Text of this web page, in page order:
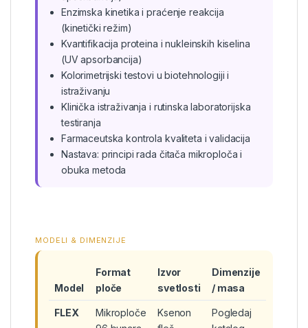
Enzimska kinetika i praćenje reakcija
(kinetički režim)
Kvantifikacija proteina i nukleinskih kiselina
(UV apsorbancija)
Kolorimetrijski testovi u biotehnologiji i
istraživanju
Klinička istraživanja i rutinska laboratorijska
testiranja
Farmaceutska kontrola kvaliteta i validacija
Nastava: principi rada čitača mikroploča i
obuka metoda
MODELI & DIMENZIJE
Model
Format
ploče
Izvor
svetlosti
Dimenzije
/ masa
FLEX
Mikroploče
Ksenon
Pogledaj